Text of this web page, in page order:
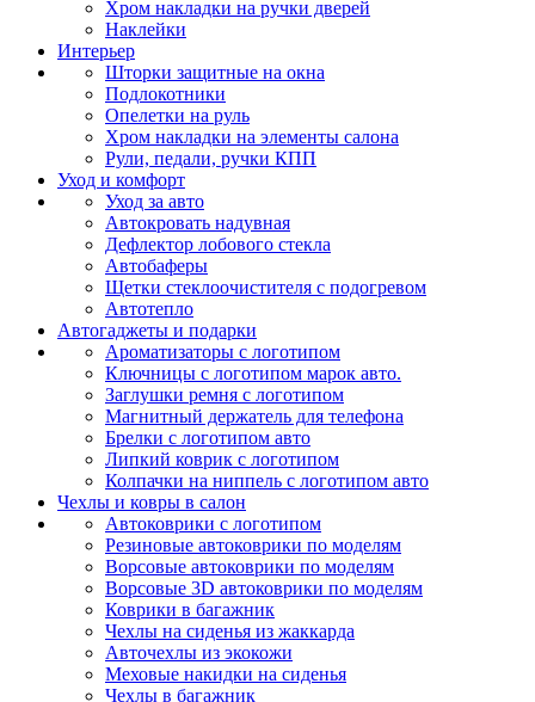
Хром накладки на ручки дверей
Наклейки
Интерьер
Шторки защитные на окна
Подлокотники
Опелетки на руль
Хром накладки на элементы салона
Рули, педали, ручки КПП
Уход и комфорт
Уход за авто
Автокровать надувная
Дефлектор лобового стекла
Автобаферы
Щетки стеклоочистителя с подогревом
Автотепло
Автогаджеты и подарки
Ароматизаторы с логотипом
Ключницы с логотипом марок авто.
Заглушки ремня с логотипом
Магнитный держатель для телефона
Брелки с логотипом авто
Липкий коврик c логотипом
Колпачки на ниппель с логотипом авто
Чехлы и ковры в салон
Автоковрики с логотипом
Резиновые автоковрики по моделям
Ворсовые автоковрики по моделям
Ворсовые 3D автоковрики по моделям
Коврики в багажник
Чехлы на сиденья из жаккарда
Авточехлы из экокожи
Меховые накидки на сиденья
Чехлы в багажник